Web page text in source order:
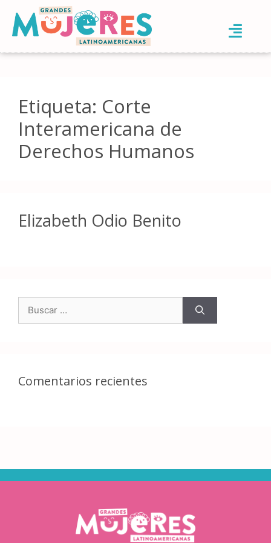
Etiqueta: Corte
Interamericana de
Derechos Humanos
Elizabeth Odio Benito
Comentarios recientes